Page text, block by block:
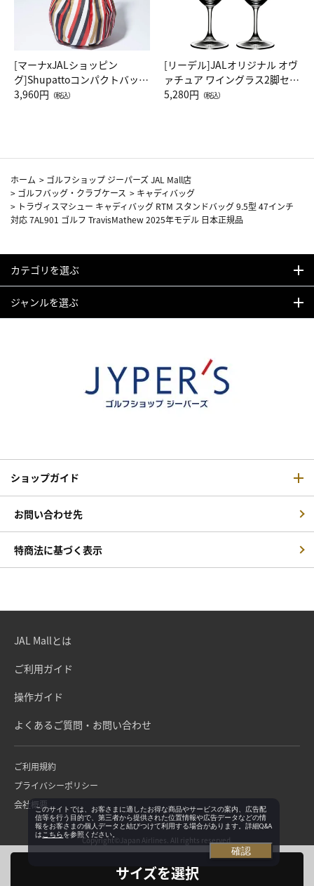
サイズを選択
[マーナxJALショッピン
グ]Shupattoコンパクトバッグ
Drop JAL客室乗務員（LC）ス
3,960円 （税込）
[リーデル]JALオリジナル オヴ
ァチュア ワイングラス2脚セッ
ト（レッドワイン）
5,280円 （税込）
ホーム > ゴルフショップ ジーパーズ JAL Mall店
> ゴルフバッグ・クラブケース > キャディバッグ
> トラヴィスマシュー キャディバッグ RTM スタンドバッグ 9.5型 47インチ
対応 7AL901 ゴルフ TravisMathew 2025年モデル 日本正規品
カテゴリを選ぶ
ジャンルを選ぶ
ショップガイド
お問い合わせ先
特商法に基づく表示
JAL Mallとは
ご利用ガイド
操作ガイド
よくあるご質問・お問い合わせ
ご利用規約
プライバシーポリシー
会社概要
Copyright©Japan Airlines. All rights reserved.
このサイトでは、お客さまに適したお得な商品やサービスの案内、広告配
信等を行う目的で、第三者から提供された位置情報や広告データなどの情
報をお客さまの個人データと結びつけて利用する場合があります。詳細Q&A
は こちらを参照ください。
確認